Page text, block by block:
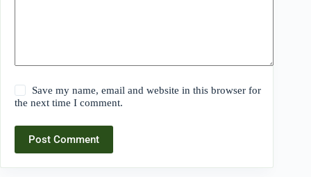
Save my name, email and website in this browser for
the next time I comment.
Post Comment